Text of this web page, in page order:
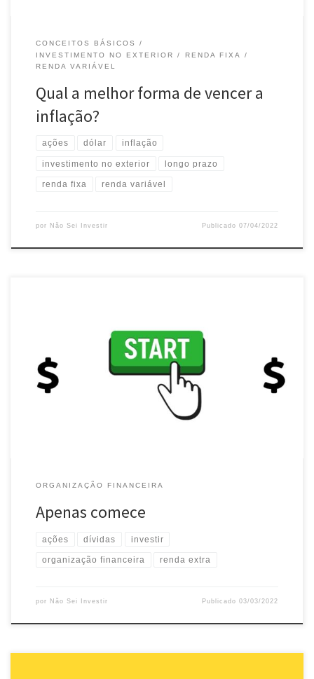
CONCEITOS BÁSICOS
INVESTIMENTO NO EXTERIOR
RENDA FIXA
RENDA VARIÁVEL
Qual a melhor forma de vencer a
inflação?
ações dólar inflação
investimento no exterior longo prazo
renda fixa renda variável
por Não Sei Investir Publicado07/04/2022
É do ser humano postergar as coisas e criar desculpas. Muitas delas
bem intencionadas, a nosso ver. Entretanto, começar a fazer algo
às vezes é o melhor a fazer. Por isso, apenas comece. Você nunca
está pronto o suficiente Dificilmente nos sentimos prontos o
suficiente para fazer algo. E por […]
ORGANIZAÇÃO FINANCEIRA
Apenas comece
ações dívidas investir
organização financeira renda extra
por Não Sei Investir Publicado03/03/2022